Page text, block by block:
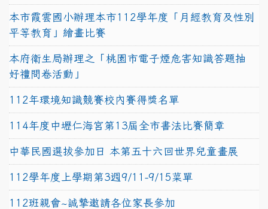
本市霞雲國小辦理本市112學年度「月經教育及性別
平等教育」繪畫比賽
本府衛生局辦理之「桃園市電子煙危害知識答題抽
好禮問卷活動」
112年環境知識競賽校內賽得獎名單
114年度中壢仁海宮第13屆全市書法比賽簡章
中華民國選拔參加日 本第五十六回世界兒童畫展
112學年度上學期第3週9/11-9/15菜單
112班親會~誠摯邀請各位家長參加